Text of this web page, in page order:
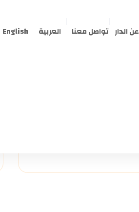
عن الدار تواصل معنا العربية English